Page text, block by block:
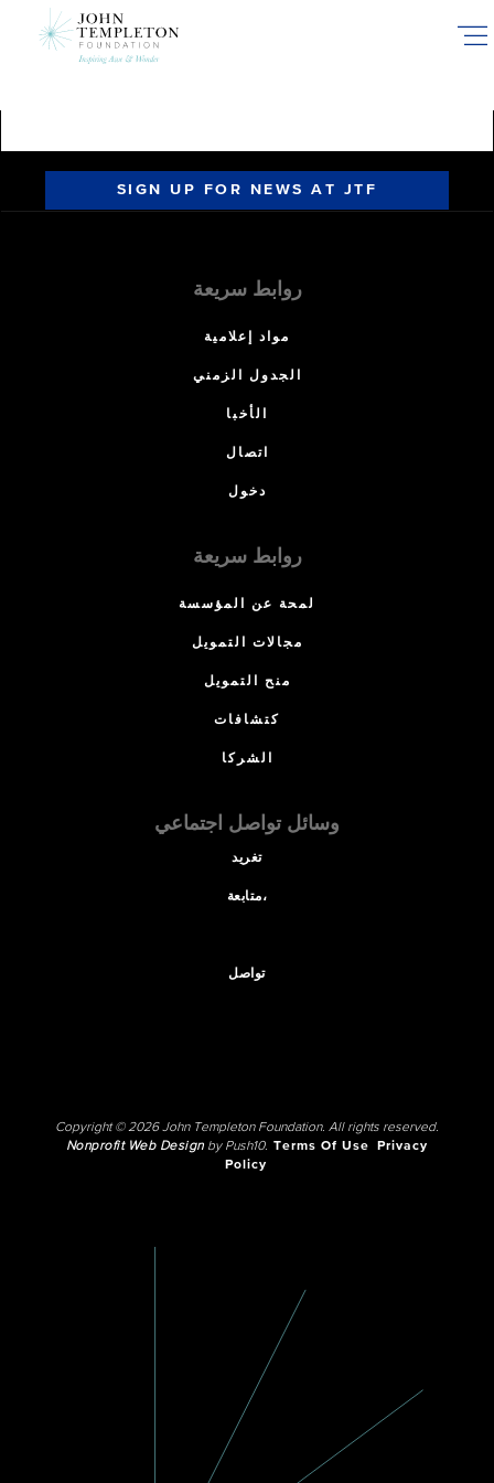
SIGN UP FOR NEWS AT JTF
روابط سريعة
مواد إعلامية
الجدول الزمني
الأخبا
اتصال
دخول
روابط سريعة
لمحة عن المؤسسة
مجالات التمويل
منح التمويل
كتشافات
الشركا
وسائل تواصل اجتماعي
تغريد
متابعة،
تواصل
Copyright © 2026 John Templeton Foundation. All rights reserved.
Nonprofit Web Designby Push10. Terms Of Use
Privacy
Policy